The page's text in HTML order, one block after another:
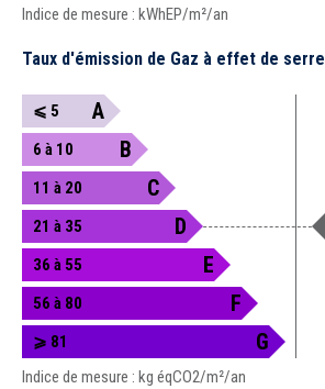
Indice de mesure : kWhEP/m²/an
Taux d'émission de Gaz à effet de serre
⩽ 5 A
6 à 10 B
11 à 20 C
21 à 35 D
36 à 55 E
56 à 80 F
⩾ 81 G
Indice de mesure : kg éqCO2/m²/an